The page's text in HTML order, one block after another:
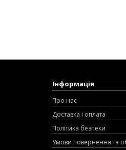
Інформація
Про нас
Доставка і оплата
Політика безпеки
Умови повернення та